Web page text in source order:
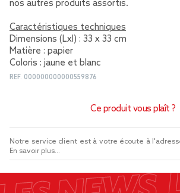
nos autres produits assortis.
Caractéristiques techniques
Dimensions (Lxl) : 33 x 33 cm
Matière : papier
Coloris : jaune et blanc
REF. 000000000000559876
Ce produit vous plaît ?
Notre service client est à votre écoute à
En savoir plus...